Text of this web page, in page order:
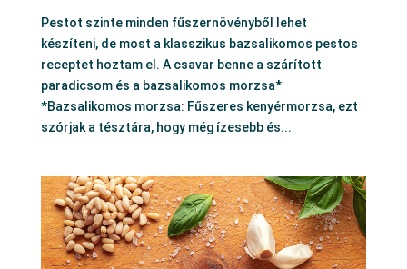
Pestot szinte minden fűszernövényből lehet
készíteni, de most a klasszikus bazsalikomos pestos
receptet hoztam el. A csavar benne a szárított
paradicsom és a bazsalikomos morzsa*
*Bazsalikomos morzsa: Fűszeres kenyérmorzsa, ezt
szórjak a tésztára, hogy még ízesebb és...